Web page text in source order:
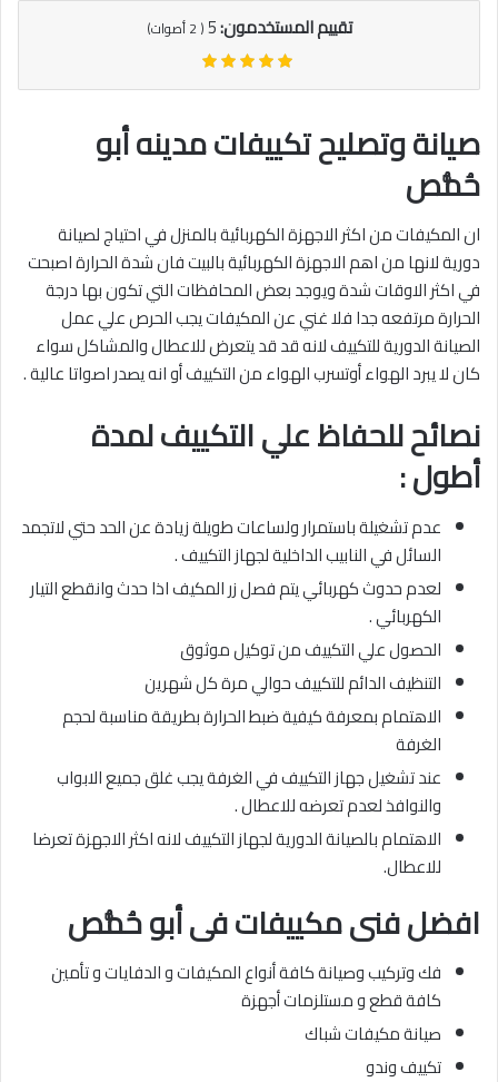
تقييم المستخدمون:5
(
2أصوات)
صيانة وتصليح تكييفات مدينه أبو
حُمُّص
ان المكيفات من اكثر الاجهزة الكهربائية بالمنزل في احتياج لصيانة
دورية لانها من اهم الاجهزة الكهربائية بالبيت فان شدة الحرارة اصبحت
في اكثر الاوقات شدة ويوجد بعض المحافظات التي تكون بها درجة
الحرارة مرتفعه جدا فلا غني عن المكيفات يجب الحرص علي عمل
الصيانة الدورية للتكييف لانه قد قد يتعرض للاعطال والمشاكل سواء
كان لا يبرد الهواء أوتسرب الهواء من التكييف أو انه يصدر اصواتا عالية .
نصائح للحفاظ علي التكييف لمدة
أطول :
عدم تشغيلة باستمرار ولساعات طويلة زيادة عن الحد حتي لاتجمد
السائل في النابيب الداخلية لجهاز التكييف .
لعدم حدوث كهربائي يتم فصل زر المكيف اذا حدث وانقطع التيار
الكهربائي .
الحصول علي التكييف من توكيل موثوق
التنظيف الدائم للتكييف حوالي مرة كل شهرين
الاهتمام بمعرفة كيفية ضبط الحرارة بطريقة مناسبة لحجم
الغرفة
عند تشغيل جهاز التكييف في الغرفة يجب غلق جميع الابواب
والنوافذ لعدم تعرضه للاعطال .
الاهتمام بالصيانة الدورية لجهاز التكييف لانه اكثر الاجهزة تعرضا
للاعطال.
افضل فنى مكييفاتفى أبو حُمُّص
فك وتركيب وصيانة كافة أنواع المكيفات و الدفايات و تأمين
كافة قطع و مستلزمات أجهزة
صيانة مكيفات شباك
تكييف وندو